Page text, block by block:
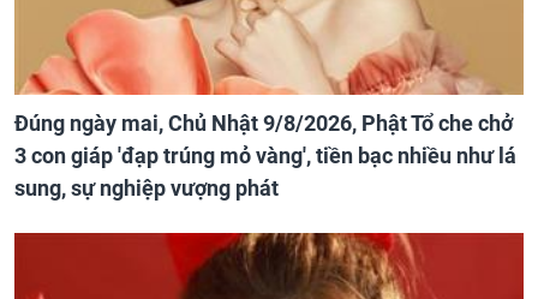
Đúng ngày mai, Chủ Nhật 9/8/2026, Phật Tổ che chở
3 con giáp 'đạp trúng mỏ vàng', tiền bạc nhiều như lá
sung, sự nghiệp vượng phát